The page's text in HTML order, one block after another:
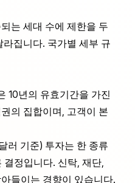
는 세대 수에 제한을 두
집니다. 국가별 세부 규
10년의 유효기간을 가진
의 집합이며, 고객이 본
러 기준) 투자는 한 종류
정입니다. 신탁, 재단,
들이는 경향이 있습니다.